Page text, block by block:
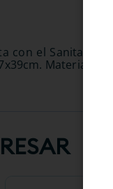
con el Sanitario
Material